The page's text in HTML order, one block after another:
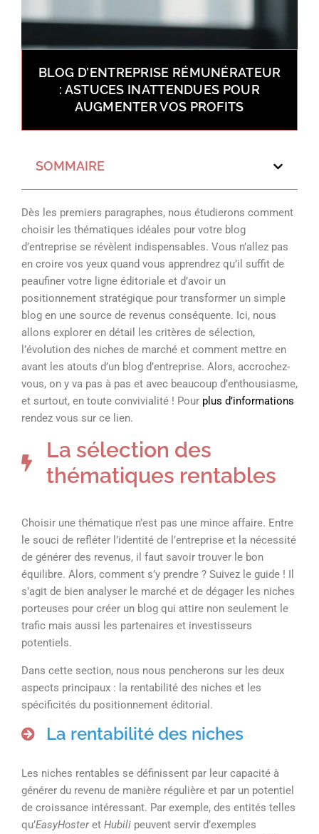
BLOG D’ENTREPRISE RÉMUNÉRATEUR
: ASTUCES INATTENDUES POUR
AUGMENTER VOS PROFITS
SOMMAIRE
Dès les premiers paragraphes, nous étudierons comment
choisir les thématiques idéales pour votre blog
d’entreprise se révèlent indispensables. Vous n’allez pas
en croire vos yeux quand vous apprendrez qu’il suffit de
peaufiner votre ligne éditoriale et d’avoir un
positionnement stratégique pour transformer un simple
blog en une source de revenus conséquente. Ici, nous
allons explorer en détail les critères de sélection,
l’évolution des niches de marché et comment mettre en
avant les atouts d’un blog d’entreprise. Alors, accrochez-
vous, on y va pas à pas et avec beaucoup d’enthousiasme,
et surtout, en toute convivialité ! Pour plus d’informations
rendez vous sur ce lien.
La sélection des
thématiques rentables
Choisir une thématique n’est pas une mince affaire. Entre
le souci de refléter l’identité de l’entreprise et la nécessité
de générer des revenus, il faut savoir trouver le bon
équilibre. Alors, comment s’y prendre ? Suivez le guide ! Il
s’agit de bien analyser le marché et de dégager les niches
porteuses pour créer un blog qui attire non seulement le
trafic mais aussi les partenaires et investisseurs
potentiels.
Dans cette section, nous nous pencherons sur les deux
aspects principaux : la rentabilité des niches et les
spécificités du positionnement éditorial.
La rentabilité des niches
Les niches rentables se définissent par leur capacité à
générer du revenu de manière régulière et par un potentiel
de croissance intéressant. Par exemple, des entités telles
qu’EasyHosteret Hubili peuvent servir d’exemples